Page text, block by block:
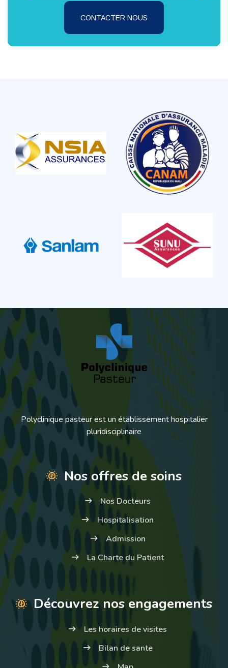
Polyclinique pasteur est un établissement hospitalier
pluridisciplinaire
Nos offres de soins
Nos Docteurs
Hospitalisation
Admission
La Charte du Patient
Découvrez nos engagements
Les horaires de visites
Bilan de sante